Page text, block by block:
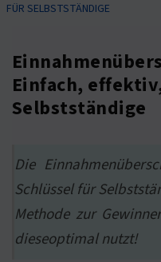
FÜR SELBSTSTÄNDIGE
Einfach,
Selbstständige
Die
Schlüssel für
Methode zur
dieseoptimal nutzt!